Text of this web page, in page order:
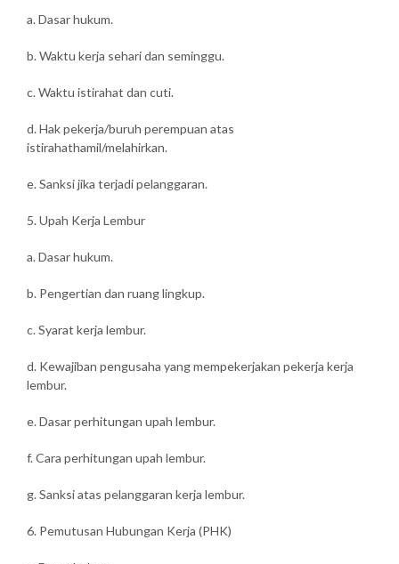
a. Dasar hukum.
b. Waktu kerja sehari dan seminggu.
c. Waktu istirahat dan cuti.
d. Hak pekerja/buruh perempuan atas
istirahathamil/melahirkan.
e. Sanksi jika terjadi pelanggaran.
5. Upah Kerja Lembur
a. Dasar hukum.
b. Pengertian dan ruang lingkup.
c. Syarat kerja lembur.
d. Kewajiban pengusaha yang mempekerjakan pekerja kerja
lembur.
e. Dasar perhitungan upah lembur.
f. Cara perhitungan upah lembur.
g. Sanksi atas pelanggaran kerja lembur.
6. Pemutusan Hubungan Kerja (PHK)